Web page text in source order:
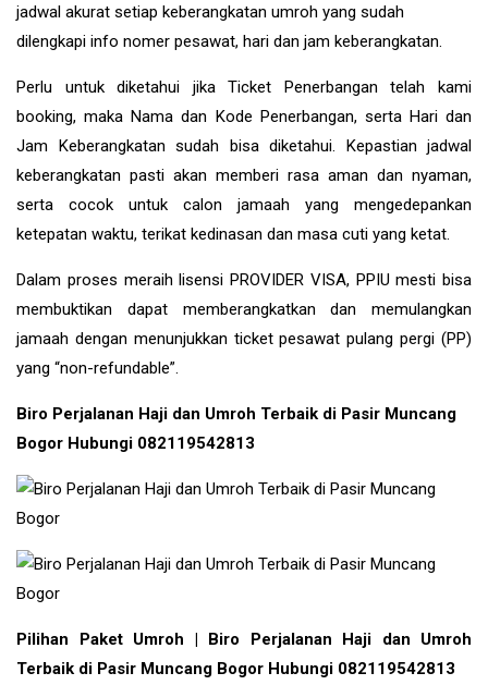
jadwal akurat setiap keberangkatan umroh yang sudah
dilengkapi info nomer pesawat, hari dan jam keberangkatan.
Perlu untuk diketahui jika Ticket Penerbangan telah kami
booking, maka Nama dan Kode Penerbangan, serta Hari dan
Jam Keberangkatan sudah bisa diketahui. Kepastian jadwal
keberangkatan pasti akan memberi rasa aman dan nyaman,
serta cocok untuk calon jamaah yang mengedepankan
ketepatan waktu, terikat kedinasan dan masa cuti yang ketat.
Dalam proses meraih lisensi PROVIDER VISA, PPIU mesti bisa
membuktikan dapat memberangkatkan dan memulangkan
jamaah dengan menunjukkan ticket pesawat pulang pergi (PP)
yang “non-refundable”.
Biro Perjalanan Haji dan Umroh Terbaik di Pasir Muncang
Bogor Hubungi 082119542813
Pilihan Paket Umroh | Biro Perjalanan Haji dan Umroh
Terbaik di Pasir Muncang Bogor Hubungi 082119542813